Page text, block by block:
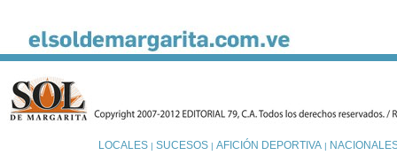
LOCALES| SUCESOS| AFICIÓN DEPORTIVA|